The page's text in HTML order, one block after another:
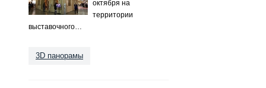
октября на
территории
выставочного…
3D панорамы